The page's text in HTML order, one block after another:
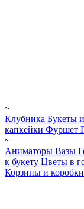
~
Клубника Букеты
капкейки Фуршет
~
Аниматоры Вазы
к букету Цветы в
Корзины и коробки